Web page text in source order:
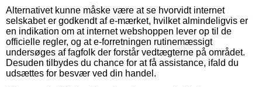
Alternativet kunne måske være at se hvorvidt internet
selskabet er godkendt af e-mærket, hvilket almindeligvis er
en indikation om at internet webshoppen lever op til de
officielle regler, og at e-forretningen rutinemæssigt
undersøges af fagfolk der forstår vedtægterne på området.
Desuden tilbydes du chance for at få assistance, ifald du
udsættes for besvær ved din handel.